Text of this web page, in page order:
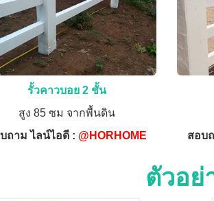
รั้วคาวบอย 2 ชั้น
สูง 85 ซม จากพื้นดิน
ถาม ไลน์ไอดี : @HORHOME สอบ
ตัวอย่